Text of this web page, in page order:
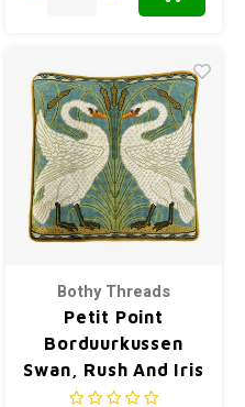
Bothy Threads
Petit Point
Borduurkussen
Swan, Rush And Iris
Tapestry